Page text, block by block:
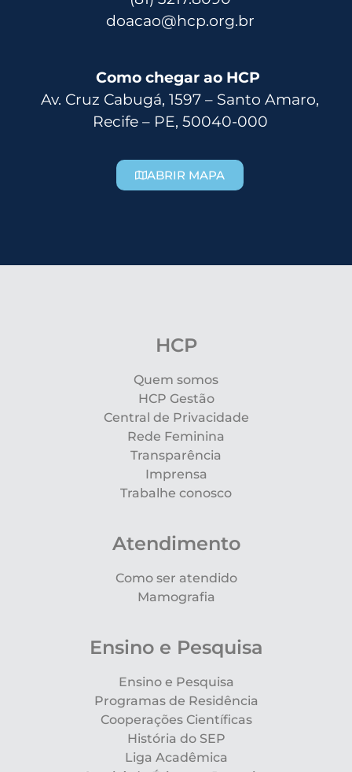
doacao@hcp.org.br
Como chegar ao HCP
Av. Cruz Cabugá, 1597 – Santo Amaro,
Recife – PE, 50040-000
ABRIR MAPA
HCP
Quem somos
HCP Gestão
Central de Privacidade
Rede Feminina
Transparência
Imprensa
Trabalhe conosco
Atendimento
Como ser atendido
Mamografia
Ensino e Pesquisa
Ensino e Pesquisa
Programas de Residência
Cooperações Científicas
História do SEP
Liga Acadêmica